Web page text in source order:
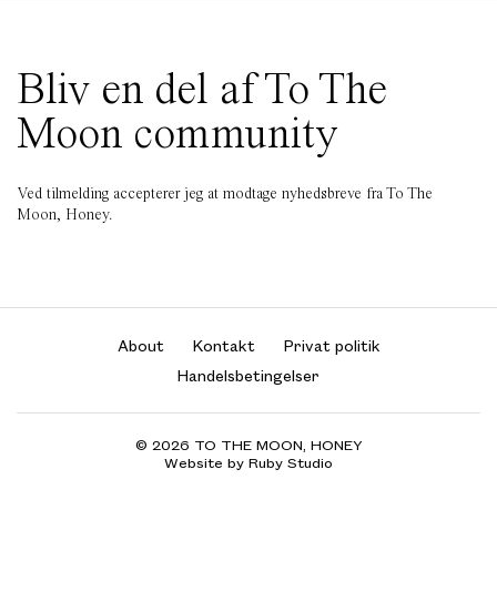
Bliv en del af To The
Moon community
Ved tilmelding accepterer jeg at modtage nyhedsbreve fra To The
Moon, Honey.
About Kontakt
Privat politik
Handelsbetingelser
© 2026 TO THE MOON, HONEY
Website by Ruby Studio